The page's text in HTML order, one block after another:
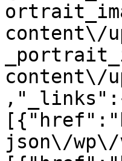
content\/
content\/
json\/